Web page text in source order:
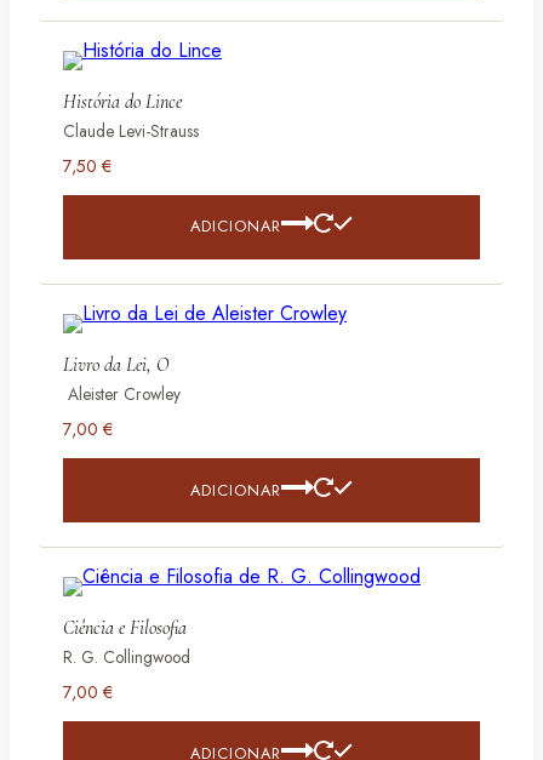
História do Lince
Claude Levi-Strauss
7,50 €
ADICIONAR
Livro da Lei, O
Aleister Crowley
7,00 €
ADICIONAR
Ciência e Filosofia
R. G. Collingwood
7,00 €
ADICIONAR